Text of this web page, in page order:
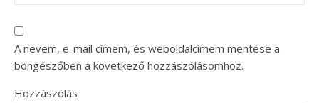
A nevem, e-mail címem, és weboldalcímem mentése a
böngészőben a következő hozzászólásomhoz.
Hozzászólás